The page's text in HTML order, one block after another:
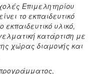
Επιμελητηρίου
το εκπαιδευτικό
υλικό,
κατάρτιση με
χώρας διαμονής και